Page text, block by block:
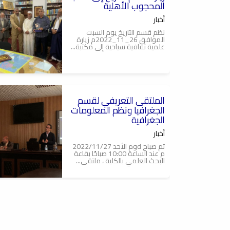
المحجوب الأهلية
أخبار
نظم قسم التاريخ يوم السبت
الموافق 26_11_2022م زيارة
علمية ثقافية سياحية إلى مكتبة...
الملتقى التعريفي لقسم
الجغرافيا ونظم المعلومات
الجغرافية
أخبار
تم صباح dوم الأحد 2022/11/27
م عند الساعة 10:00 صباحًا بقاعة
البحث العلمي بالكلية ، ملتقى...